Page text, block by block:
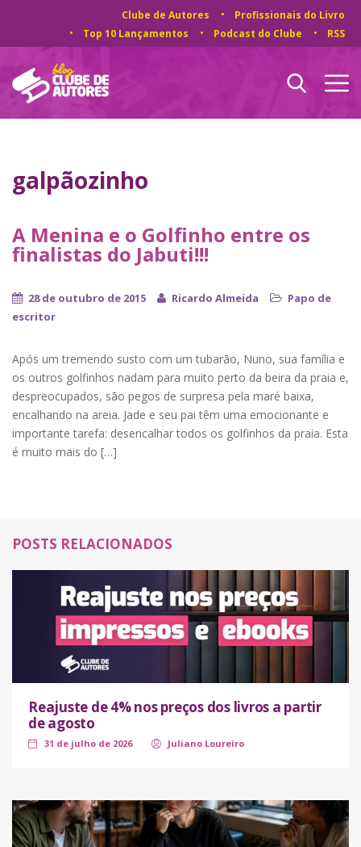
Clube de Autores
Profissionais do Livro
Top 10 Lançamentos
Podcast do Clube RSS
galpãozinho
A Menina e o Golfinho entre os
finalistas do Jabuti!!!
28 de outubro de 2015 Ricardo Almeida
Papo de
escritor
Após um tremendo susto com um tubarão, Nuno, sua família e
os outros golfinhos nadam para muito perto da beira da praia e,
despreocupados, são pegos de surpresa pela maré baixa,
encalhando na areia. Jade e seu pai têm uma emocionante e
importante tarefa: desencalhar todos os golfinhos da praia. Esta
é muito mais do […]
POSTS RELACIONADOS
Reajuste de 4% nos preços dos livros a partir
de agosto
31 de julho de 2026 Juliano Loureiro